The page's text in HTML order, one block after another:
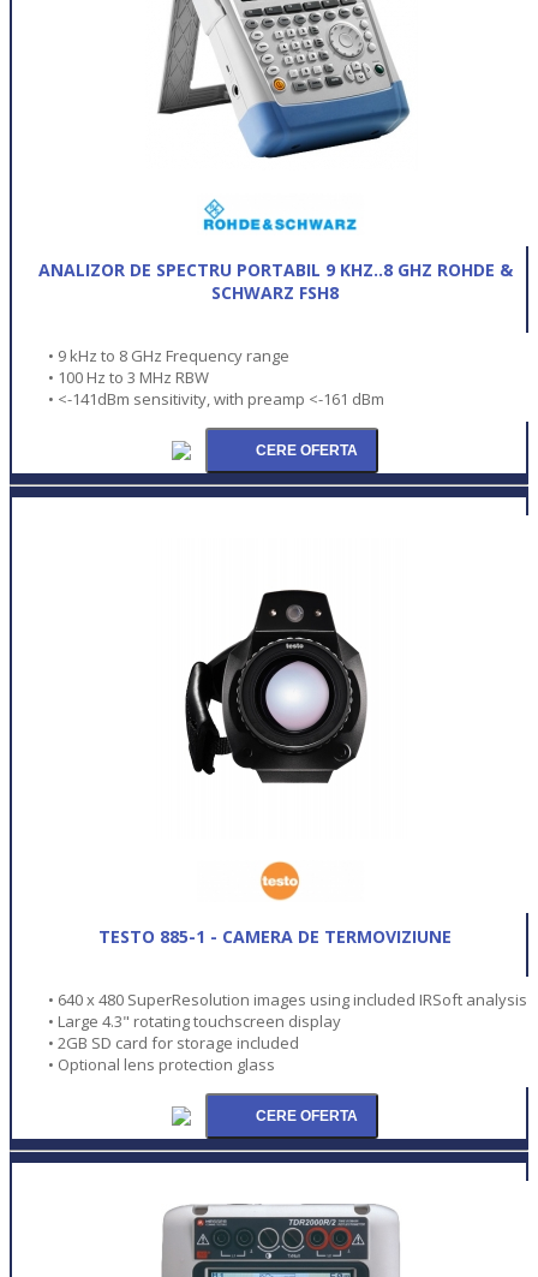
ANALIZOR DE SPECTRU PORTABIL 9 KHZ..8 GHZ ROHDE &
SCHWARZ FSH8
• 9 kHz to 8 GHz Frequency range
• 100 Hz to 3 MHz RBW
• <-141dBm sensitivity, with preamp <-161 dBm
TESTO 885-1 - CAMERA DE TERMOVIZIUNE
• 640 x 480 SuperResolution images using included IRSoft analysis
• Large 4.3" rotating touchscreen display
• 2GB SD card for storage included
• Optional lens protection glass